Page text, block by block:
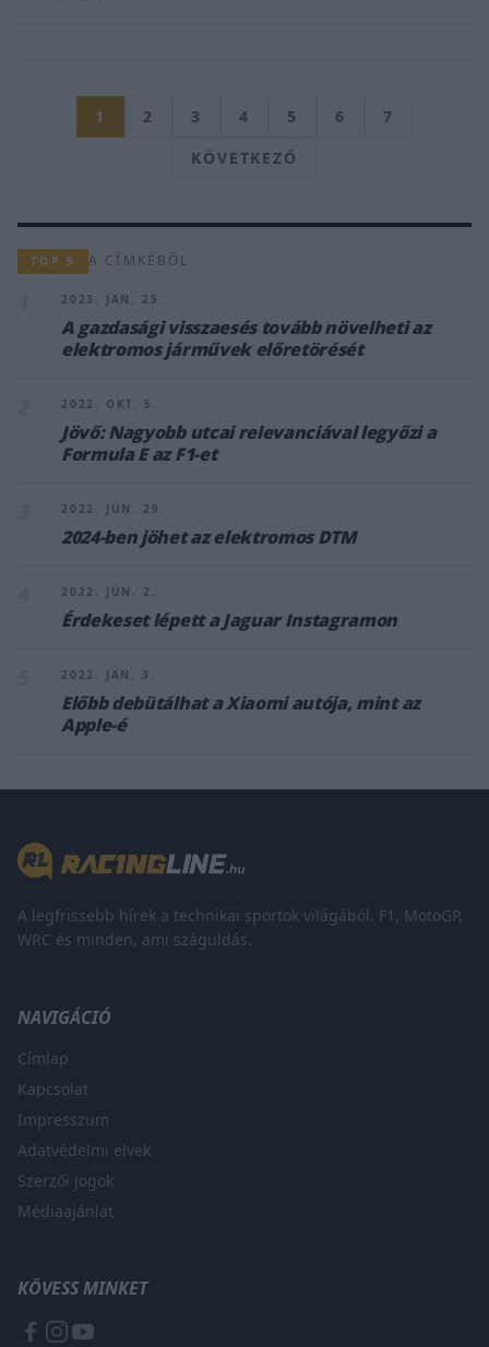
1 2 3 4 5 6
7
KÖVETKEZŐ
TOP 5 A CÍMKÉBŐL
2023. JAN. 25.
A gazdasági visszaesés tovább növelheti az
elektromos járművek előretörését
2022. OKT. 5.
Jövő: Nagyobb utcai relevanciával legyőzi a
Formula E az F1-et
2022. JÚN. 29.
2024-ben jöhet az elektromos DTM
2022. JÚN. 2.
Érdekeset lépett a Jaguar Instagramon
2022. JAN. 3.
Előbb debütálhat a Xiaomi autója, mint az
Apple-é
A legfrissebb hírek a technikai sportok világából. F1, MotoGP,
WRC és minden, ami száguldás.
NAVIGÁCIÓ
Címlap
Kapcsolat
Impresszum
Adatvédelmi elvek
Szerzői jogok
Médiaajánlat
KÖVESS MINKET